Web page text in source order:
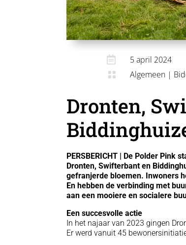
 5 april 2024
 Algemeen|
Dronten,
PERSBERICHT | De Polder Pink
Dronten, Swifterbant en
gefranjerde bloemen. Inwoners
En hebben de verbinding met
aan een mooiere en socialere
Een succesvolle actie
In het najaar van 2023 gingen
Er werd vanuit 45